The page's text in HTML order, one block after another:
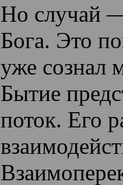
Но случай
Бога. Это
уже сознал
Бытие
поток. Его